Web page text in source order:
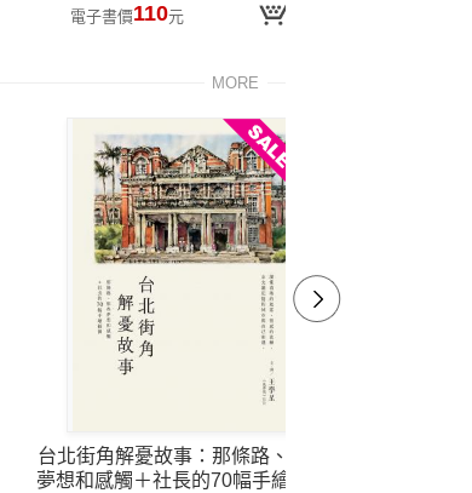
電子書價110元
MORE
台北街角解憂故事：那條路、那些
夢想和感觸＋社長的70幅手繪插圖